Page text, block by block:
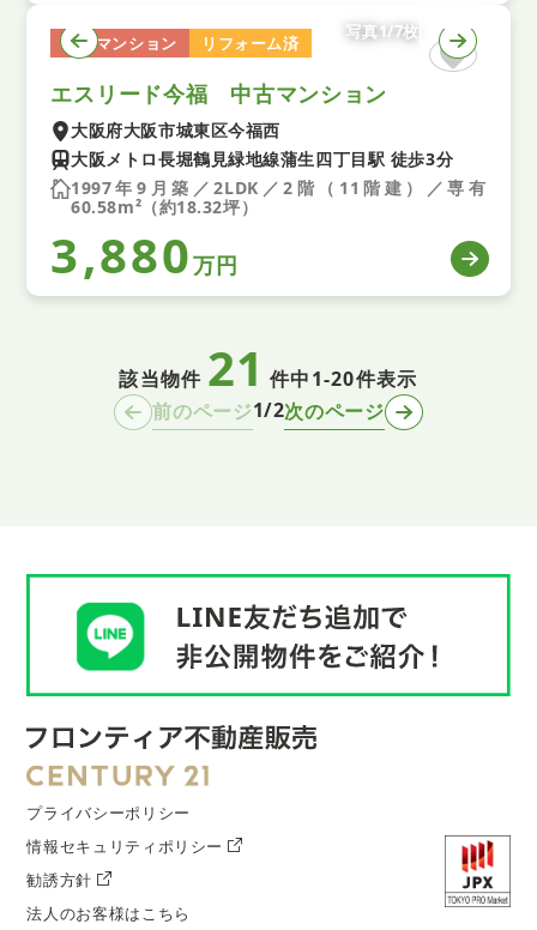
中古マンション リフォーム済
写真1/7枚
エスリード今福 中古マンション
大阪府大阪市城東区今福西
大阪メトロ長堀鶴見緑地線蒲生四丁目駅 徒歩3分
1997年9月築／2LDK／2階（11階建）／専有
60.58m²（約18.32坪）
3,880万円
該当物件 21 件中1-20件表示
前のページ1/2次のページ
プライバシーポリシー
情報セキュリティポリシー
勧誘方針
法人のお客様はこちら